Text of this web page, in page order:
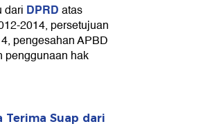
dari DPRDatas
2014, persetujuan
pengesahan APBD
penggunaan hak
Terima Suap dari